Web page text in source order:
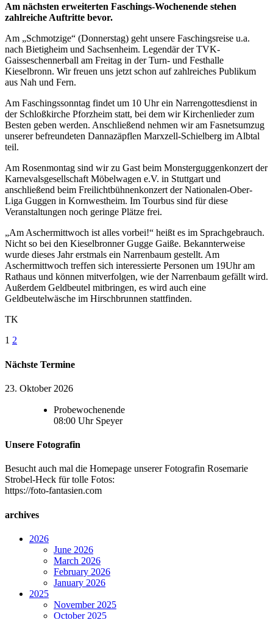
Am nächsten erweiterten Faschings-Wochenende stehen
zahlreiche Auftritte bevor.
Am „Schmotzige“ (Donnerstag) geht unsere Faschingsreise u.a.
nach Bietigheim und Sachsenheim. Legendär der TVK-
Gaisseschennerball am Freitag in der Turn- und Festhalle
Kieselbronn. Wir freuen uns jetzt schon auf zahlreiches Publikum
aus Nah und Fern.
Am Faschingssonntag findet um 10 Uhr ein Narrengottesdienst in
der Schloßkirche Pforzheim statt, bei dem wir Kirchenlieder zum
Besten geben werden. Anschließend nehmen wir am Fasnetsumzug
unserer befreundeten Dannazäpflen Marxzell-Schielberg im Albtal
teil.
Am Rosenmontag sind wir zu Gast beim Monsterguggenkonzert der
Karnevalsgesellschaft Möbelwagen e.V. in Stuttgart und
anschließend beim Freilichtbühnenkonzert der Nationalen-Ober-
Liga Guggen in Kornwestheim. Im Tourbus sind für diese
Veranstaltungen noch geringe Plätze frei.
„Am Aschermittwoch ist alles vorbei!“ heißt es im Sprachgebrauch.
Nicht so bei den Kieselbronner Gugge Gaiße. Bekannterweise
wurde dieses Jahr erstmals ein Narrenbaum gestellt. Am
Aschermittwoch treffen sich interessierte Personen um 19Uhr am
Rathaus und können mitverfolgen, wie der Narrenbaum gefällt wird.
Außerdem Geldbeutel mitbringen, es wird auch eine
Geldbeutelwäsche im Hirschbrunnen stattfinden.
TK
1 2
Nächste Termine
23. Oktober 2026
Probewochenende
08:00 Uhr Speyer
Unsere Fotografin
Besucht auch mal die Homepage unserer Fotografin Rosemarie
Strobel-Heck für tolle Fotos:
https://foto-fantasien.com
archives
2026
June 2026
March 2026
February 2026
January 2026
2025
November 2025
October 2025